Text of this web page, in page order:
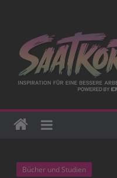
Bücher und Studien